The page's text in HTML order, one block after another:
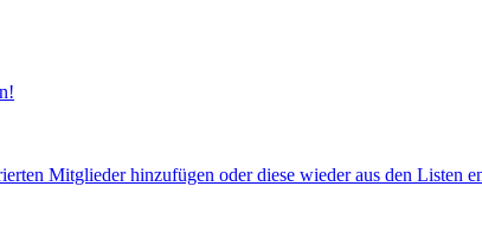
Mitglieder hinzufügen oder diese wieder aus den Listen